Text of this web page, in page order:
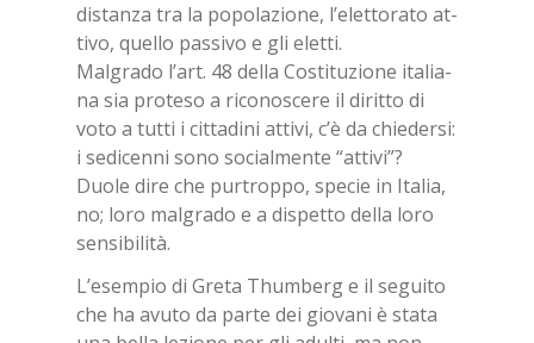
di­stan­za tra la po­po­la­zio­ne, l’e­let­to­ra­to at­
ti­vo, quel­lo pas­si­vo e gli elet­ti.
Mal­gra­do l’art. 48 del­la Co­sti­tu­zio­ne ita­lia­
na sia pro­te­so a ri­co­no­sce­re il di­rit­to di
voto a tut­ti i cit­ta­di­ni at­ti­vi, c’è da chie­der­si:
i se­di­cen­ni sono so­cial­men­te “at­ti­vi”?
Duo­le dire che pur­trop­po, spe­cie in Ita­lia,
no; loro mal­gra­do e a di­spet­to del­la loro
sen­si­bi­li­tà.
L’e­sem­pio di Gre­ta Thum­berg e il se­gui­to
che ha avu­to da par­te dei gio­va­ni è sta­ta